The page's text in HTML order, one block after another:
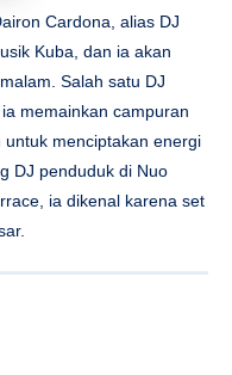
Cardona, alias DJ
Kuba, dan ia akan
Salah satu DJ
memainkan campuran
menciptakan energi
DJ penduduk di Nuo
ia dikenal karena set